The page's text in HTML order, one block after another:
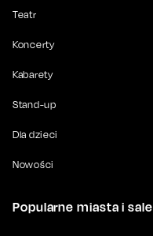
Teatr
Koncerty
Kabarety
Stand-up
Dla dzieci
Nowości
Popularne miasta i sale